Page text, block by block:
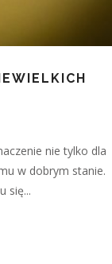
nie tylko dla
w dobrym stanie.
się...